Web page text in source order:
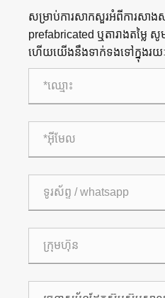
សម្រាប់ការសាកសួរអំពីការសាង
prefabricated ឬតារាងតម្លៃ
ហើយយើងនឹងទាក់ទងទៅក្នុងរយ